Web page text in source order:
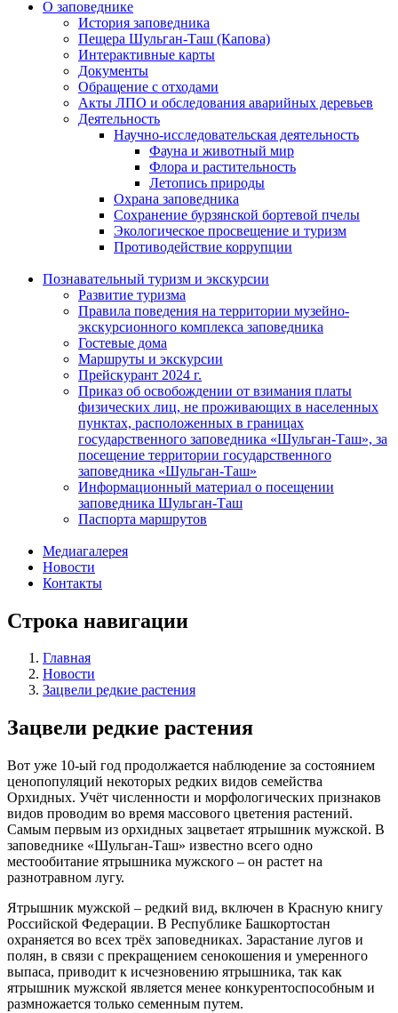
О заповеднике
История заповедника
Пещера Шульган-Таш (Капова)
Интерактивные карты
Документы
Обращение с отходами
Акты ЛПО и обследования аварийных деревьев
Деятельность
Научно-исследовательская деятельность
Фауна и животный мир
Флора и растительность
Летопись природы
Охрана заповедника
Сохранение бурзянской бортевой пчелы
Экологическое просвещение и туризм
Противодействие коррупции
Познавательный туризм и экскурсии
Развитие туризма
Правила поведения на территории музейно-
экскурсионного комплекса заповедника
Гостевые дома
Маршруты и экскурсии
Прейскурант 2024 г.
Приказ об освобождении от взимания платы
физических лиц, не проживающих в населенных
пунктах, расположенных в границах
государственного заповедника «Шульган-Таш», за
посещение территории государственного
заповедника «Шульган-Таш»
Информационный материал о посещении
заповедника Шульган-Таш
Паспорта маршрутов
Медиагалерея
Новости
Контакты
Строка навигации
Главная
Новости
Зацвели редкие растения
Зацвели редкие растения
Вот уже 10-ый год продолжается наблюдение за состоянием
ценопопуляций некоторых редких видов семейства
Орхидных. Учёт численности и морфологических признаков
видов проводим во время массового цветения растений.
Самым первым из орхидных зацветает ятрышник мужской. В
заповеднике «Шульган-Таш» известно всего одно
местообитание ятрышника мужского – он растет на
разнотравном лугу.
Ятрышник мужской – редкий вид, включен в Красную книгу
Российской Федерации. В Республике Башкортостан
охраняется во всех трёх заповедниках. Зарастание лугов и
полян, в связи с прекращением сенокошения и умеренного
выпаса, приводит к исчезновению ятрышника, так как
ятрышник мужской является менее конкурентоспособным и
размножается только семенным путем.